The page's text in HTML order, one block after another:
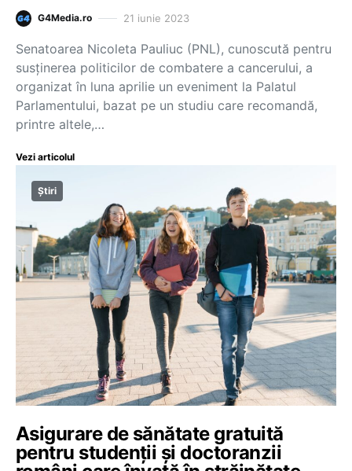
G4Media.ro 21 iunie 2023
Senatoarea Nicoleta Pauliuc (PNL), cunoscută pentru
susținerea politicilor de combatere a cancerului, a
organizat în luna aprilie un eveniment la Palatul
Parlamentului, bazat pe un studiu care recomandă,
printre altele,…
Vezi articolul
Știri
Asigurare de sănătate gratuită
pentru studenții și doctoranzii